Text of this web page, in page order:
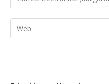
de
usuario
tu
dirección
de
comentar
Introduce
la